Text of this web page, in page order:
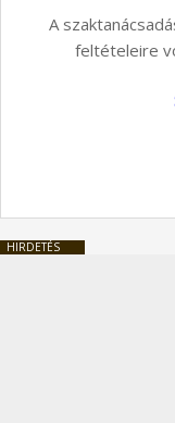
A
feltételeire
HIRDETÉS